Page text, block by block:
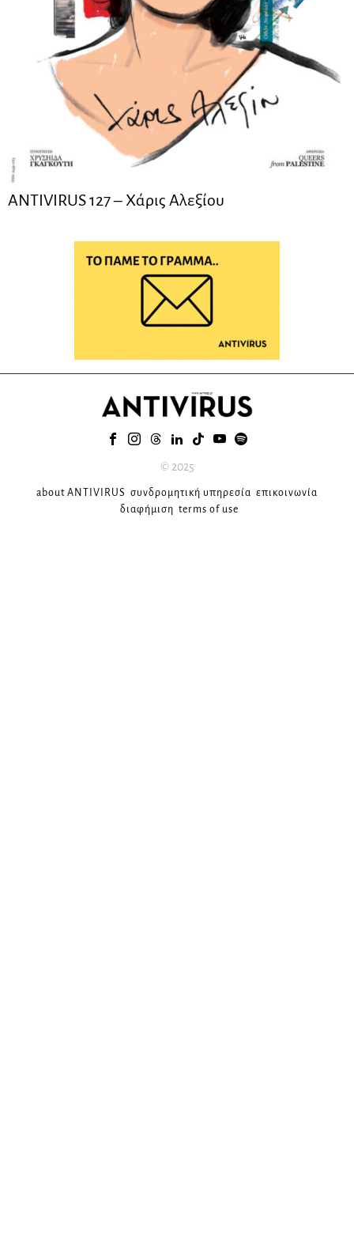
ANTIVIRUS 127 – Xάρις Αλεξίου
© 2025
about ANTIVIRUS συνδρομητική υπηρεσία επικοινωνία
διαφήμιση terms of use